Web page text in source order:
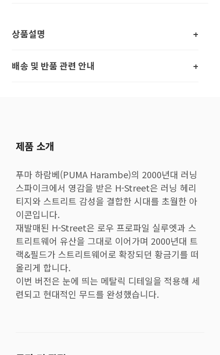
상품설명
배송 및 반품 관련 안내
제품 소개
푸마 하람베(PUMA Harambe)의 2000년대 러닝
스파이크에서 영감을 받은 H-Street은 러닝 헤리
티지와 스트리트 감성을 결합한 시대를 초월한 아
이콘입니다.
재발매된 H-Street은 로우 프로파일 실루엣과 스
트리트웨어 유산을 그대로 이어가며 2000년대 트
랙&필드가 스트리트웨어로 확장되던 황금기를 떠
올리게 합니다.
이번 버전은 눈에 띄는 메탈릭 디테일을 적용해 세
련되고 현대적인 무드를 완성했습니다.